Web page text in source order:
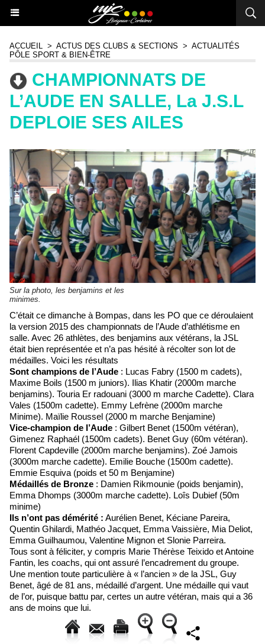
ACCUEIL > ACTUS DES CLUBS & SECTIONS > ACTUALITÉS
PÔLE SPORT & BIEN-ÊTRE
CHAMPIONNATS DE
L’AUDE EN SALLE, La J.S.L
DEPLOIE SES AILES
Sur la photo, les benjamins et les
minimes.
C’était ce dimanche à Bompas, dans les PO que ce déroulaient
la version 2015 des championnats de l’Aude d’athlétisme en
salle. Avec 26 athlètes, des benjamins aux vétérans, la JSL
était bien représentée et n’a pas hésité à récolter son lot de
médailles. Voici les résultats
Sont champions de l’Aude : Lucas Fabry (1500 m cadets),
Maxime Boils (1500 m juniors). Ilias Khatir (2000m marche
benjamins). Touria Er radouani (3000 m marche Cadette). Clara
Vales (1500m cadette). Emmy Lefrène (2000m marche
Minime). Maïlie Roussel (2000 m marche Benjamine)
Vice-champion de l’Aude : Gilbert Benet (1500m vétéran),
Gimenez Raphaél (1500m cadets). Benet Guy (60m vétéran).
Florent Capdeville (2000m marche benjamins). Zoé Jamois
(3000m marche cadette). Emilie Bouche (1500m cadette).
Emmie Esquiva (poids et 50 m Benjamine)
Médaillés de Bronze : Damien Rikmounie (poids benjamin),
Emma Dhomps (3000m marche cadette). Loîs Dubief (50m
minime)
Ils n’ont pas démérité : Aurélien Benet, Kéciane Pareira,
Quentin Ghilardi, Mathéo Jacquet, Emma Vaissière, Mia Deliot,
Emma Guilhaumou, Valentine Mignon et Slonie Parreira.
Tous sont à féliciter, y compris Marie Thérèse Teixido et Antoine
Fantin, les coachs, qui ont assuré l’encadrement du groupe.
Une mention toute particulière à « l’ancien » de la JSL, Guy
Benet, âgé de 81 ans, médaillé d’argent. Une médaille qui vaut
de l’or, puisque battu par, certes un autre vétéran, mais qui a 36
ans de moins que lui.